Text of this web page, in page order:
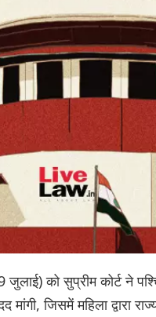
को सुप्रीम कोर्ट ने
मांगी, जिसमें महिला द्वारा